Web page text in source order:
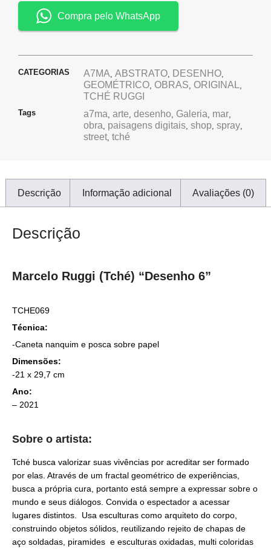
Compra pelo WhatsApp
CATEGORIAS A7MA, ABSTRATO, DESENHO,
GEOMÉTRICO, OBRAS, ORIGINAL,
TCHÉ RUGGI
Tags a7ma, arte, desenho, Galeria, mar,
obra, paisagens digitais, shop, spray,
street, tché
Descrição Informação adicional Avaliações (0)
Descrição
Marcelo Ruggi (Tché) “Desenho 6”
TCHE069
Técnica:
-Caneta nanquim e posca sobre papel
Dimensões:
-21 x 29,7 cm
Ano:
– 2021
Sobre o artista:
Tché busca valorizar suas vivências por acreditar ser formado
por elas. Através de um fractal geométrico de experiências,
busca a própria cura, portanto está sempre a expressar sobre o
mundo e seus diálogos. Convida o espectador a acessar
lugares distintos. Usa esculturas como arquiteto do corpo,
construindo objetos sólidos, reutilizando rejeito de chapas de
aço soldadas, piramides e esculturas oxidadas, multi coloridas